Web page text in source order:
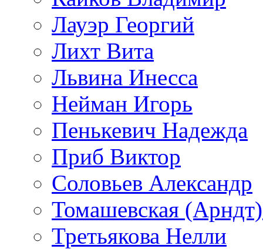
Лауэр Георгий
Лихт Вита
Львина Инесса
Нейман Игорь
Пенькевич Надежда
Приб Виктор
Соловьев Александр
Томашевская
Третьякова Нелли